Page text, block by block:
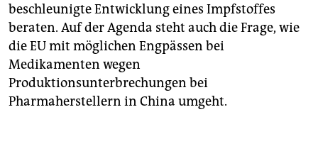
beschleunigte Entwicklung eines Impfstoffes
beraten. Auf der Agenda steht auch die Frage, wie
die EU mit möglichen Engpässen bei
Medikamenten wegen
Produktionsunterbrechungen bei
Pharmaherstellern in China umgeht.